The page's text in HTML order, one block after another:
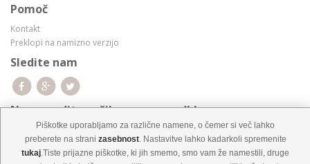
Pomoč
Kontakt
Preklopi na namizno verzijo
Sledite nam
Ne zamudite naših super ponudb!
Piškotke uporabljamo za različne namene, o čemer si več lahko
preberete na strani zasebnost. Nastavitve lahko kadarkoli spremenite
tukaj.Tiste prijazne piškotke, ki jih smemo, smo vam že namestili, druge